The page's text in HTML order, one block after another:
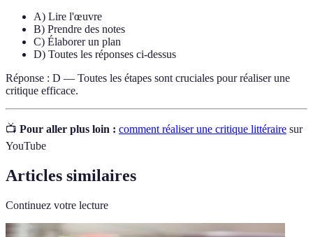
A) Lire l'œuvre
B) Prendre des notes
C) Élaborer un plan
D) Toutes les réponses ci-dessus
Réponse : D — Toutes les étapes sont cruciales pour réaliser une
critique efficace.
📺 Pour aller plus loin : comment réaliser une critique littéraire sur
YouTube
Articles similaires
Continuez votre lecture